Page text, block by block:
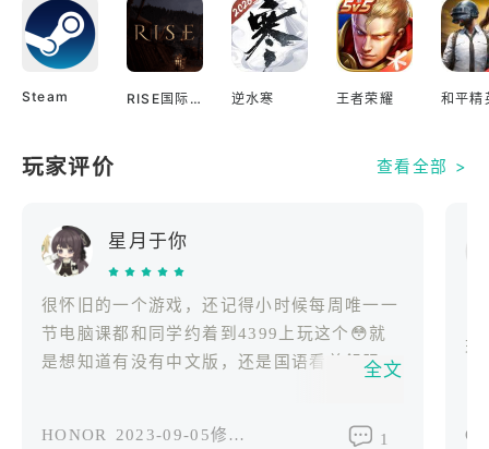
Steam RISE国际服 逆水寒 王者荣耀 和平精
玩家评价 查看全部 >
星月于你
很怀旧的一个游戏，还记得小时候每周唯一一
节电脑课都和同学约着到4399上玩这个😳就
是想知道有没有中文版，还是国语看着舒服一
全文
HONOR 2023-09-05修改过 1
现